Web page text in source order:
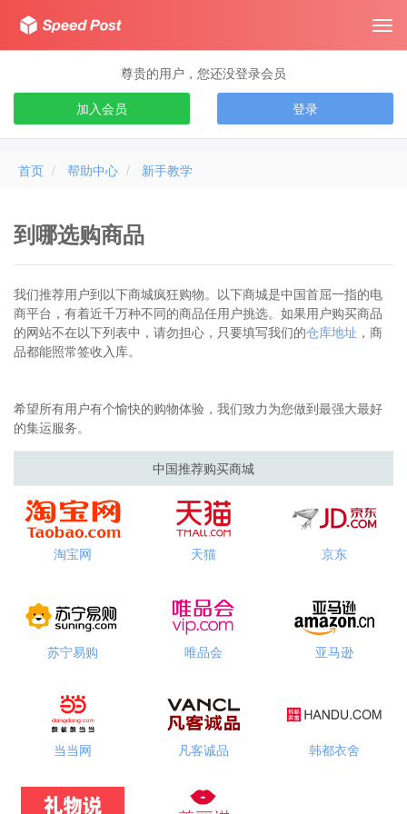
尊贵的用户，您还没登录会员
加入会员
登录
首页 帮助中心 新手教学
到哪选购商品
我们推荐用户到以下商城疯狂购物。以下商城是中国首屈一指的电
商平台，有着近千万种不同的商品任用户挑选。如果用户购买商品
的网站不在以下列表中，请勿担心，只要填写我们的仓库地址 ，商
品都能照常签收入库。
希望所有用户有个愉快的购物体验，我们致力为您做到最强大最好
的集运服务。
中国推荐购买商城
淘宝网 天猫 京东
苏宁易购 唯品会 亚马逊
当当网 凡客诚品 韩都衣舍